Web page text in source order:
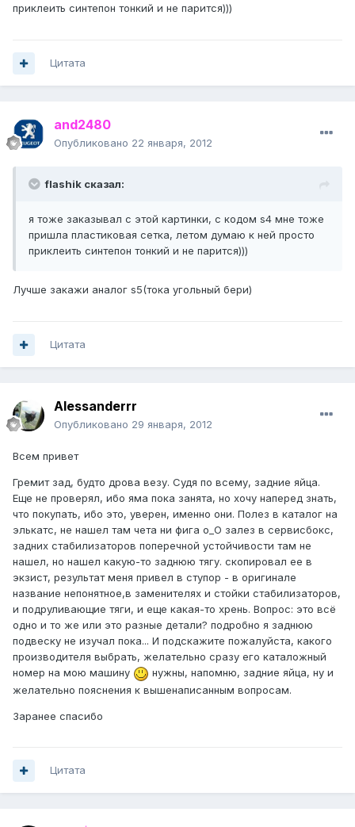
приклеить синтепон тонкий и не парится)))
Цитата
and2480
Опубликовано 22 января, 2012
flashik сказал:
я тоже заказывал с этой картинки, с кодом s4 мне тоже
пришла пластиковая сетка, летом думаю к ней просто
приклеить синтепон тонкий и не парится)))
Лучше закажи аналог s5(тока угольный бери)
Цитата
Alessanderrr
Опубликовано 29 января, 2012
Всем привет
Гремит зад, будто дрова везу. Судя по всему, задние яйца.
Еще не проверял, ибо яма пока занята, но хочу наперед знать,
что покупать, ибо это, уверен, именно они. Полез в каталог на
элькатс, не нашел там чета ни фига о_О залез в сервисбокс,
задних стабилизаторов поперечной устойчивости там не
нашел, но нашел какую-то заднюю тягу. скопировал ее в
экзист, результат меня привел в ступор - в оригинале
название непонятное,в заменителях и стойки стабилизаторов,
и подруливающие тяги, и еще какая-то хрень. Вопрос: это всё
одно и то же или это разные детали? подробно я заднюю
подвеску не изучал пока... И подскажите пожалуйста, какого
производителя выбрать, желательно сразу его каталожный
номер на мою машину
нужны, напомню, задние яйца, ну и
желательно пояснения к вышенаписанным вопросам.
Заранее спасибо
Цитата